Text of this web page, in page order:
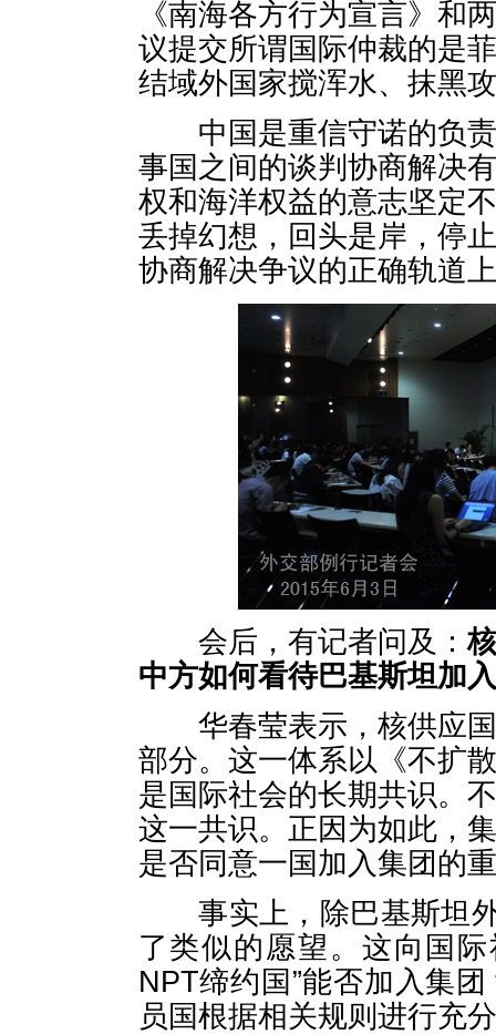
《南海各方行为宣言》和
议提交所谓国际仲裁的是
结域外国家搅浑水、抹黑
中国是重信守诺的负责
事国之间的谈判协商解决
权和海洋权益的意志坚定
丢掉幻想，回头是岸，停
协商解决争议的正确轨道
会后，有记者问及：
中方如何看待巴基斯坦加
华春莹表示，核供应国
部分。这一体系以《不扩
是国际社会的长期共识。
这一共识。正因为如此，
是否同意一国加入集团的
事实上，除巴基斯坦外
了类似的愿望。这向国
NPT缔约国”能否加入集
员国根据相关规则进行充